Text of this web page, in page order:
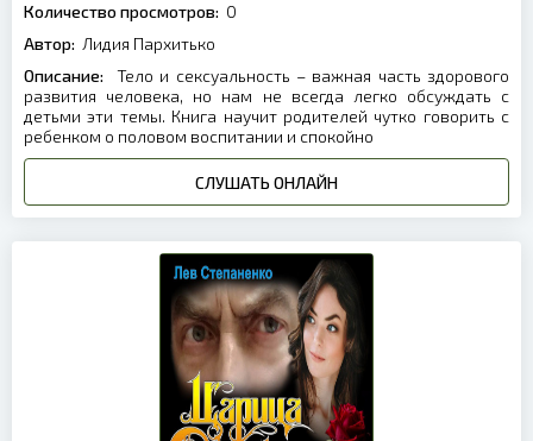
Количество просмотров: 0
Автор: Лидия Пархитько
Описание:
Тело и сексуальность – важная часть здорового
развития человека, но нам не всегда легко обсуждать с
детьми эти темы. Книга научит родителей чутко говорить с
ребенком о половом воспитании и спокойно
СЛУШАТЬ ОНЛАЙН